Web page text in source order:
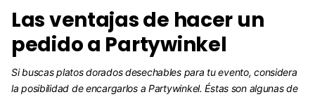
Las ventajas de hacer un
pedido a Partywinkel
Si buscas platos dorados desechables para tu evento, considera
la posibilidad de encargarlos a Partywinkel. Éstas son algunas de